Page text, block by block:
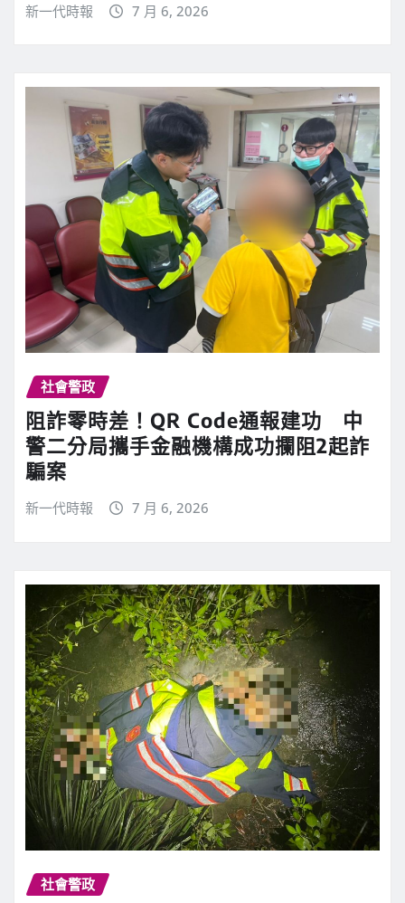
新一代時報 7 月 6, 2026
社會警政
阻詐零時差！QR Code通報建功 中
警二分局攜手金融機構成功攔阻2起詐
騙案
新一代時報 7 月 6, 2026
社會警政